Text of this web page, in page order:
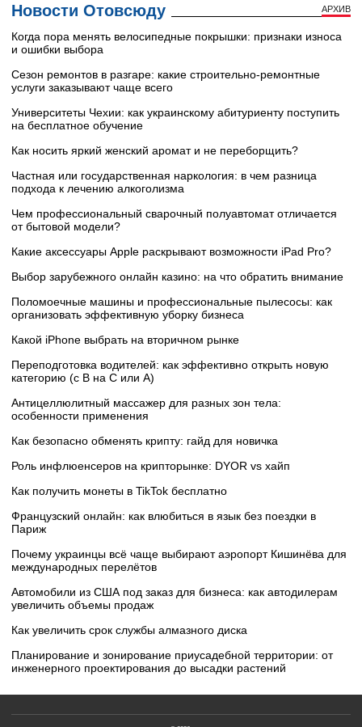
Новости Отовсюду АРХИВ
Когда пора менять велосипедные покрышки: признаки износа
и ошибки выбора
Сезон ремонтов в разгаре: какие строительно-ремонтные
услуги заказывают чаще всего
Университеты Чехии: как украинскому абитуриенту поступить
на бесплатное обучение
Как носить яркий женский аромат и не переборщить?
Частная или государственная наркология: в чем разница
подхода к лечению алкоголизма
Чем профессиональный сварочный полуавтомат отличается
от бытовой модели?
Какие аксессуары Apple раскрывают возможности iPad Pro?
Выбор зарубежного онлайн казино: на что обратить внимание
Поломоечные машины и профессиональные пылесосы: как
организовать эффективную уборку бизнеса
Какой iPhone выбрать на вторичном рынке
Переподготовка водителей: как эффективно открыть новую
категорию (с B на C или А)
Антицеллюлитный массажер для разных зон тела:
особенности применения
Как безопасно обменять крипту: гайд для новичка
Роль инфлюенсеров на крипторынке: DYOR vs хайп
Как получить монеты в TikTok бесплатно
Французский онлайн: как влюбиться в язык без поездки в
Париж
Почему украинцы всё чаще выбирают аэропорт Кишинёва для
международных перелётов
Автомобили из США под заказ для бизнеса: как автодилерам
увеличить объемы продаж
Как увеличить срок службы алмазного диска
Планирование и зонирование приусадебной территории: от
инженерного проектирования до высадки растений